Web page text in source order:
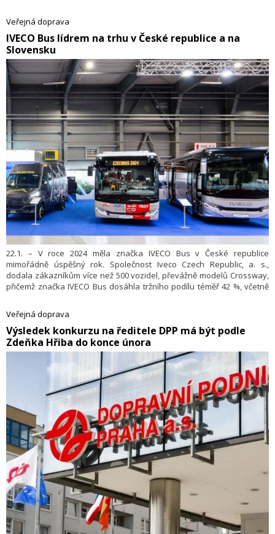
klimatizované.
Veřejná doprava
​IVECO Bus lídrem na trhu v České republice a na
Slovensku
22.1. – V roce 2024 měla značka IVECO Bus v České republice
mimořádně úspěšný rok. Společnost Iveco Czech Republic, a. s.,
dodala zákazníkům více než 500 vozidel, převážně modelů Crossway,
přičemž značka IVECO Bus dosáhla tržního podílu téměř 42 %, včetně
na trhu.
Veřejná doprava
​Výsledek konkurzu na ředitele DPP má být podle
Zdeňka Hřiba do konce února